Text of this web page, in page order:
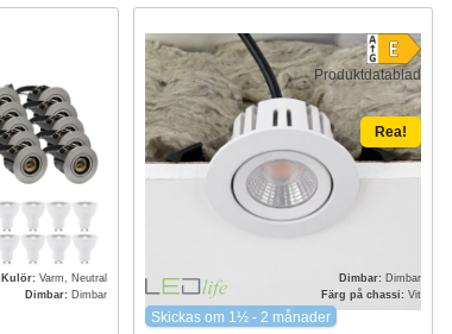
Kulör: Varm, Neutral
Dimbar: Dimbar
Produktdatablad
Dimbar: Dimbar
Färg på chassi: Vit
Rea!
Skickas om 1½ - 2 månader